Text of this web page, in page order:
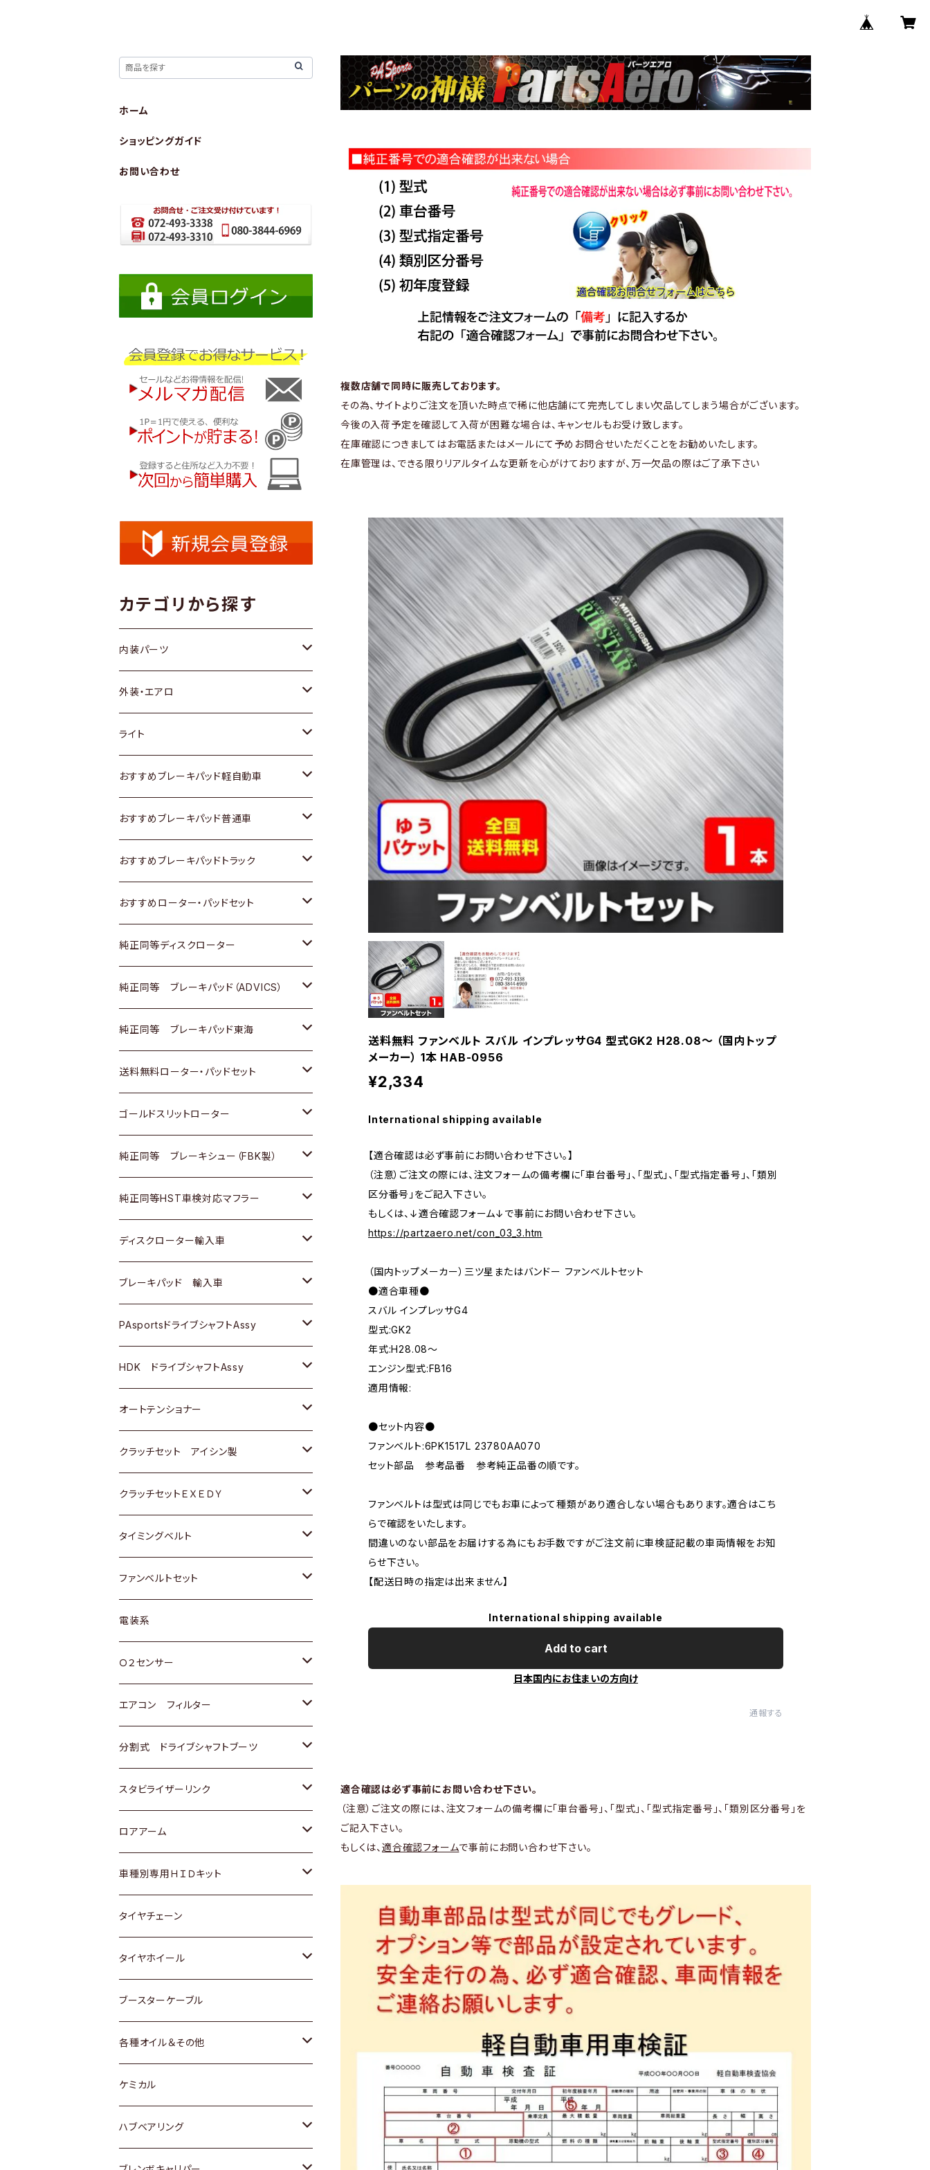
複数店舗で同時に販売しております。
その為、サイトよりご注文を頂いた時点で稀に他店舗にて完売してしまい欠品してしまう場合がございます。
今後の入荷予定を確認して入荷が困難な場合は、キャンセルもお受け致します。
在庫確認につきましてはお電話またはメールにて予めお問合せいただくことをお勧めいたします。
在庫管理は、できる限りリアルタイムな更新を心がけておりますが、万一欠品の際はご了承下さい
送料無料 ファンベルト スバル インプレッサG4 型式GK2 H28.08～ （国内トップ
メーカー） 1本 HAB-0956
¥2,334
International shipping available
【適合確認は必ず事前にお問い合わせ下さい。】
（注意）ご注文の際には、注文フォームの備考欄に「車台番号」、「型式」、「型式指定番号」、「類別
区分番号」をご記入下さい。
もしくは、↓適合確認フォーム↓で事前にお問い合わせ下さい。
https://partzaero.net/con_03_3.htm
（国内トップメーカー）三ツ星またはバンドー ファンベルトセット
●適合車種●
スバル インプレッサG4
型式:GK2
年式:H28.08～
エンジン型式:FB16
適用情報:
●セット内容●
ファンベルト:6PK1517L 23780AA070
セット部品 参考品番 参考純正品番の順です。
ファンベルトは型式は同じでもお車によって種類があり適合しない場合もあります。適合はこち
らで確認をいたします。
間違いのない部品をお届けする為にもお手数ですがご注文前に車検証記載の車両情報をお知
らせ下さい。
【配送日時の指定は出来ません】
International shipping available
Add to cart
日本国内にお住まいの方向け
通報する
適合確認は必ず事前にお問い合わせ下さい。
（注意）ご注文の際には、注文フォームの備考欄に「車台番号」、「型式」、「型式指定番号」、「類別区分番号」を
ご記入下さい。
もしくは、 適合確認フォームで事前にお問い合わせ下さい。
ホーム
ショッピングガイド
お問い合わせ
カテゴリから探す
内装パーツ
トヨタ
ホンダ
スズキ
日産
いすゞ
ダイハツ
マツダ
三菱
スバル
日野
三菱ふそう
ＢＭＷ
外装・エアロ
トヨタ
ホンダ
スズキ
日産
いすゞ
ダイハツ
マツダ
三菱
日野
三菱ふそう
ライト
トヨタ
スズキ
日産
いすゞ
ダイハツ
三菱
日野
三菱ふそう
その他
おすすめブレーキパッド軽自動車
トヨタ
ホンダ
スズキ
日産
ダイハツ
マツダ
三菱
スバル
おすすめブレーキパッド普通車
トヨタ
ホンダ
スズキ
日産
いすゞ
ダイハツ
マツダ
三菱
スバル
おすすめブレーキパッドトラック
トヨタ
日産
いすゞ
ダイハツ
マツダ
三菱
おすすめローター・パッドセット
トヨタ
ホンダ
スズキ
日産
ダイハツ
マツダ
三菱
スバル
純正同等ディスクローター
トヨタ
ホンダ
スズキ
日産
いすゞ
ダイハツ
マツダ
三菱
スバル
ＢＥＮＺ
純正同等 ブレーキパッド（ADVICS）
トヨタ
ホンダ
スズキ
日産
ダイハツ
マツダ
三菱
スバル
純正同等 ブレーキパッド東海
トヨタ
ホンダ
日産
いすゞ
ダイハツ
マツダ
三菱
スバル
送料無料ローター・パッドセット
トヨタ
ホンダ
スズキ
日産
ダイハツ
マツダ
三菱
スバル
ゴールドスリットローター
トヨタ
ホンダ
スズキ
日産
ダイハツ
マツダ
三菱
スバル
純正同等 ブレーキシュー（FBK製）
ホンダ
スズキ
日産
ダイハツ
マツダ
三菱
スバル
純正同等HST車検対応マフラー
トヨタ
ホンダ
スズキ
日産
いすゞ
ダイハツ
マツダ
三菱
スバル
日野
ディスクローター輸入車
ＡＵＤＩ
ＢＥＮＺ
ＢＭＷ
GOLF
ＷＡＧＥＮ
アストロ（シボレー）
クライスラー
ブレーキパッド 輸入車
ＢＥＮＺ
ＢＭＷ
ＷＡＧＥＮ
ＶＯＬＶＯ
PAsportsドライブシャフトAssy
トヨタ
ホンダ
スズキ
日産
ダイハツ
マツダ
三菱
スバル
HDK ドライブシャフトAssy
スズキ
ダイハツ
日産
ホンダ
マツダ
オートテンショナー
トヨタ
クラッチセット アイシン製
ホンダ
スズキ
ダイハツ
マツダ
三菱
スバル
クラッチセットＥＸＥＤＹ
ホンダ
スズキ
日産
ダイハツ
マツダ
三菱
スバル
タイミングベルト
トヨタ
スズキ
ダイハツ
三菱
スバル
ファンベルトセット
トヨタ
ホンダ
スズキ
日産
いすゞ
ダイハツ
マツダ
三菱
スバル
レクサス
電装系
Ｏ２センサー
トヨタ
ホンダ
スズキ
日産
ダイハツ
マツダ
三菱
スバル
エアコン フィルター
トヨタ
ホンダ
スズキ
日産
いすゞ
ダイハツ
マツダ
三菱
スバル
分割式 ドライブシャフトブーツ
トヨタ
ホンダ
スズキ
日産
ダイハツ
スバル
スタビライザーリンク
トヨタ
ホンダ
スズキ
日産
ダイハツ
マツダ
ロアアーム
ホンダ
スズキ
日産
ダイハツ
マツダ
スバル
車種別専用ＨＩＤキット
トヨタ
マツダ
タイヤチェーン
タイヤホイール
トヨタ
ホンダ
スズキ
日産
ブースターケーブル
各種オイル＆その他
ディーデル洗浄添加剤
ケミカル
ハブベアリング